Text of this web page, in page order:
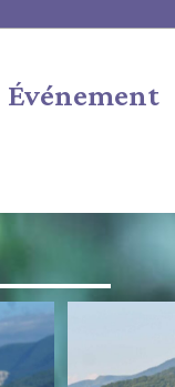
Événement